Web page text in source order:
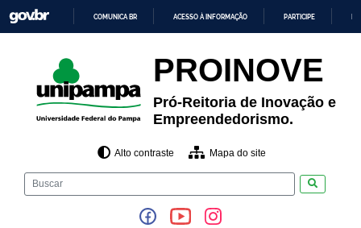
para
o
CONTEÚDO
COMUNICA BR ACESSO À INFORMAÇÃO PARTICIPE
PROINOVE
Pró-Reitoria de Inovação e
Empreendedorismo.
Alto contraste Mapa do site